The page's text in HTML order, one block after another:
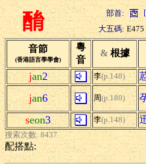
酳 部首:
大五碼: E475
音節
(香港語言學學會)
粵
音
& 根據
jan2 李(p.148)
jan6 周(p.180)
seon3 李(p.148)
搜索次數: 8437
配搭點: